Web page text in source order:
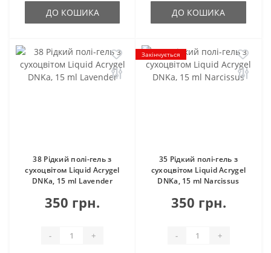
ДО КОШИКА ДО КОШИКА
38 Рідкий полі-гель з
сухоцвітом Liquid Acrygel
DNKa, 15 ml Lavender
350 грн.
- +
Закінчується
35 Рідкий полі-гель з
сухоцвітом Liquid Acrygel
DNKa, 15 ml Narcissus
350 грн.
- +